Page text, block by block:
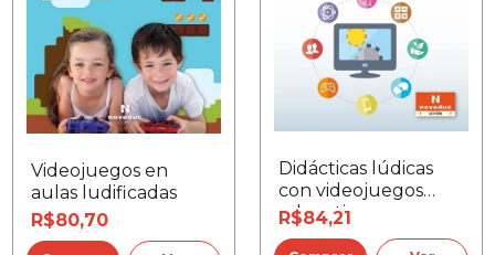
Videojuegos en
aulas ludificadas
R$80,70
Didácticas lúdicas
con videojuegos
educativos
R$84,21